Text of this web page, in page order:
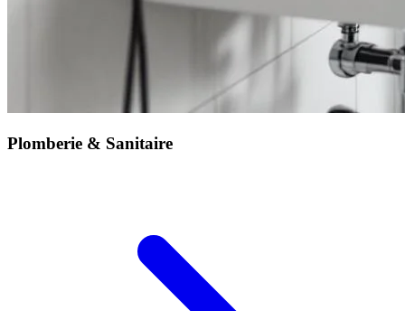
Plomberie & Sanitaire